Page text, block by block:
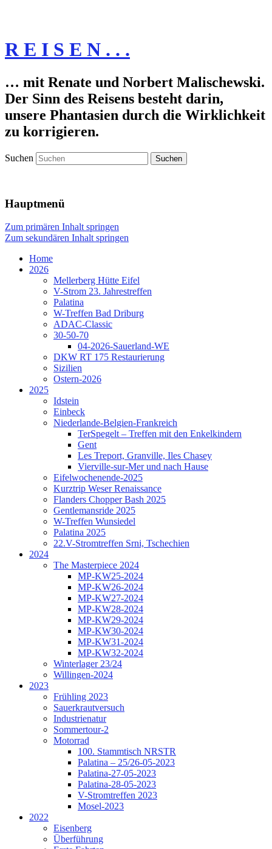
R E I S E N . . .
… mit Renate und Norbert Malischewski.
Der Sinn des Reisens besteht darin,
unsere Phantasien durch die Wirklichkeit
zu korrigieren.
Suchen
Hauptmenü
Zum primären Inhalt springen
Zum sekundären Inhalt springen
Home
2026
Mellerberg Hütte Eifel
V-Strom 23. Jahrestreffen
Palatina
W-Treffen Bad Driburg
ADAC-Classic
30-50-70
04-2026-Sauerland-WE
DKW RT 175 Restaurierung
Sizilien
Ostern-2026
2025
Idstein
Einbeck
Niederlande-Belgien-Frankreich
TerSpegelt – Treffen mit den Enkelkindern
Gent
Les Treport, Granville, Iles Chasey
Vierville-sur-Mer und nach Hause
Eifelwochenende-2025
Kurztrip Weser Renaissance
Flanders Chopper Bash 2025
Gentlemansride 2025
W-Treffen Wunsiedel
Palatina 2025
22.V-Stromtreffen Srni, Tschechien
2024
The Masterpiece 2024
MP-KW25-2024
MP-KW26-2024
MP-KW27-2024
MP-KW28-2024
MP-KW29-2024
MP-KW30-2024
MP-KW31-2024
MP-KW32-2024
Winterlager 23/24
Willingen-2024
2023
Frühling 2023
Sauerkrautversuch
Industrienatur
Sommertour-2
Motorrad
100. Stammtisch NRSTR
Palatina – 25/26-05-2023
Palatina-27-05-2023
Palatina-28-05-2023
V-Stromtreffen 2023
Mosel-2023
2022
Eisenberg
Überführung